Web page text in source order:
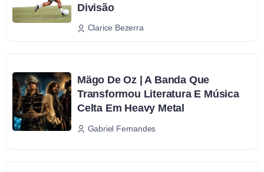
Divisão
Clarice Bezerra
Mägo De Oz | A Banda Que
Transformou Literatura E Música
Celta Em Heavy Metal
Gabriel Fernandes